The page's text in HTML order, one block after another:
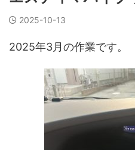
2025-10-13
2025年3月の作業です。